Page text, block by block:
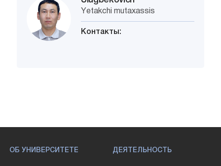
Yetakchi mutaxassis
Контакты:
ОБ УНИВЕРСИТЕТЕ ДЕЯТЕЛЬНОСТЬ